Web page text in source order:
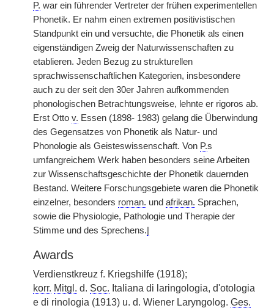
P. war ein führender Vertreter der frühen experimentellen
Phonetik. Er nahm einen extremen positivistischen
Standpunkt ein und versuchte, die Phonetik als einen
eigenständigen Zweig der Naturwissenschaften zu
etablieren. Jeden Bezug zu strukturellen
sprachwissenschaftlichen Kategorien, insbesondere
auch zu der seit den 30er Jahren aufkommenden
phonologischen Betrachtungsweise, lehnte er rigoros ab.
Erst Otto v. Essen (1898- 1983) gelang die Überwindung
des Gegensatzes von Phonetik als Natur- und
Phonologie als Geisteswissenschaft. Von P.s
umfangreichem Werk haben besonders seine Arbeiten
zur Wissenschaftsgeschichte der Phonetik dauernden
Bestand. Weitere Forschungsgebiete waren die Phonetik
einzelner, besonders roman. und afrikan. Sprachen,
sowie die Physiologie, Pathologie und Therapie der
Stimme und des Sprechens.
Awards
Verdienstkreuz f. Kriegshilfe (1918);
korr. Mitgl. d. Soc. Italiana di laringologia, d'otologia
e di rinologia (1913) u. d. Wiener Laryngolog. Ges.